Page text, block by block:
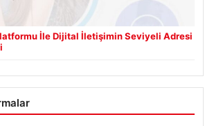
İle Dijital İletişimin Seviyeli Adresi